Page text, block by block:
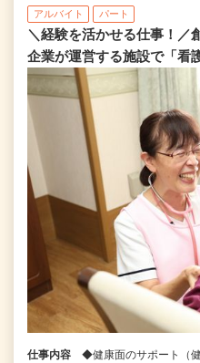
アルバイト パート
＼経験を活かせる仕事！／
企業が運営する施設で「看
仕事内容
◆健康面のサポート（